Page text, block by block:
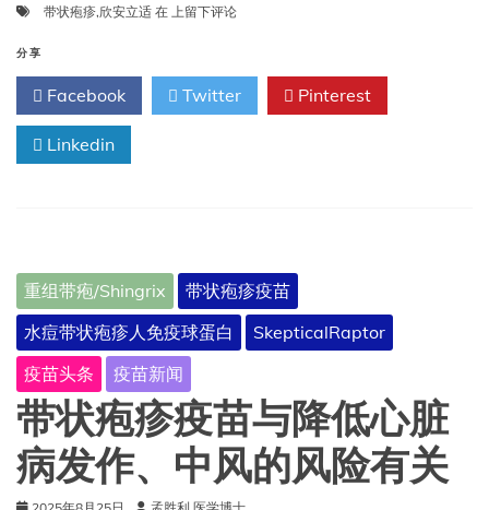
带状疱疹,欣安立适 在 葛
史
克
的
国
批，
用
于
预
防
18
及
上留下评论
分享
Facebook Twitter Pinterest
Linkedin
重组带疱/Shingrix
带状疱疹疫苗
水痘带状疱疹人免疫球蛋白
SkepticalRaptor
疫苗头条
疫苗新闻
带状疱疹疫苗与降低心脏
病发作、中风的风险有关